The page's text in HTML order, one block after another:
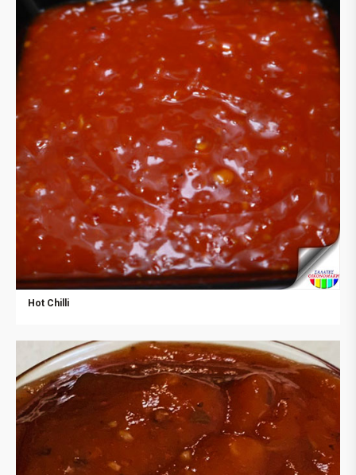
Hot Chilli